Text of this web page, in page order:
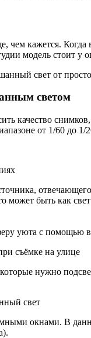
чем кажется.
модель стоит
свет от
светом
качество
от 1/60 до 1/
может быть как
уюта с помощью
съёмке на улице
нужно
свет
окнами. В